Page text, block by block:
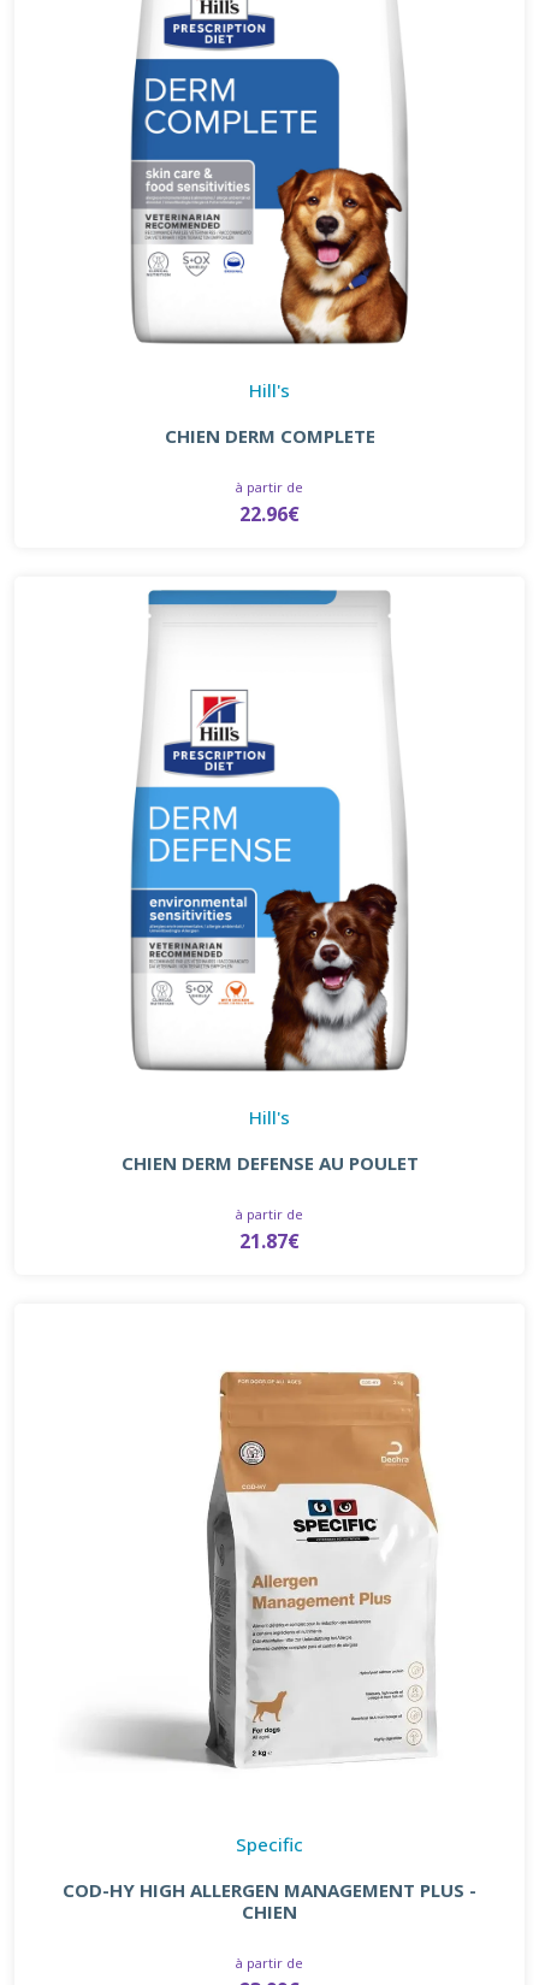
Hill's
CHIEN DERM COMPLETE
à partir de
22.96€
Hill's
CHIEN DERM DEFENSE AU POULET
à partir de
21.87€
Specific
COD-HY HIGH ALLERGEN MANAGEMENT PLUS -
CHIEN
à partir de